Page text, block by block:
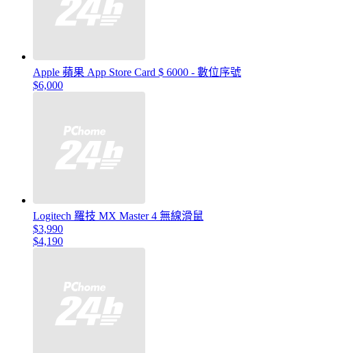
Apple 蘋果 App Store Card $ 6000 - 數位序號
$6,000
Logitech 羅技 MX Master 4 無線滑鼠
$3,990
$4,190